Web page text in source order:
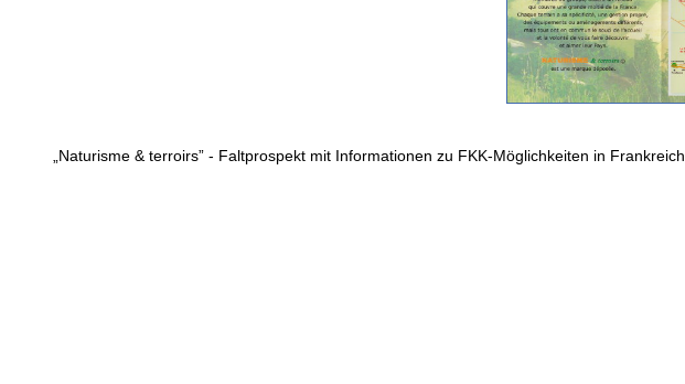
„Naturisme & terroirs” - Faltprospekt mit Informationen zu FKK-Möglichkeiten in Frankreich.